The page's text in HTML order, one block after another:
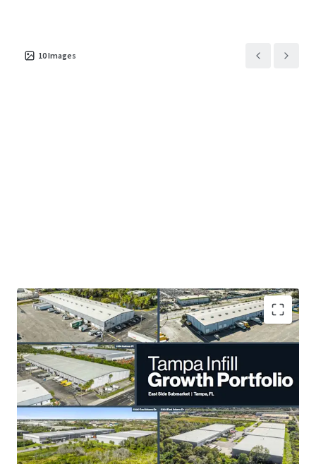
Industriel &
10Images
3.0 Years WALTenables rapid repositioning in a
high-growth market.
28% Mark-to-Marketrent opportunity enhances
income potential.
Irreplaceable Tampa MSA locations drive value
preservation..
Compelling basis:45% below replacement cost,